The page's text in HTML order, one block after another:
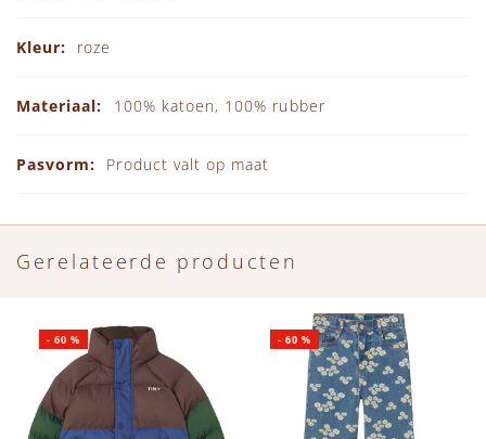
roze
100% katoen, 100% rubber
Product valt op maat
Gerelateerde producten
-60 % -60 %